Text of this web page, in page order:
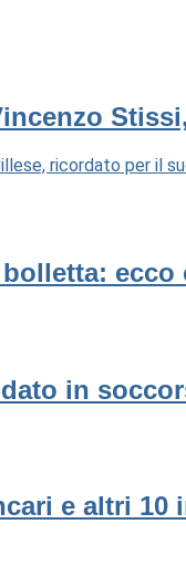
ricordato per il
ecco
in
e altri